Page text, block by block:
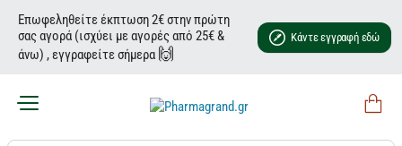
Επωφεληθείτε έκπτωση 2€ στην πρώτη
σας αγορά (ισχύει με αγορές από 25€ &
άνω) , εγγραφείτε σήμερα 🙌
Κάντε εγγραφή εδώ